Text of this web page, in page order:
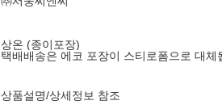
상온 (종이포장)
택배배송은 에코 포장이 스티로폼으로 대체
상품설명/상세정보 참조